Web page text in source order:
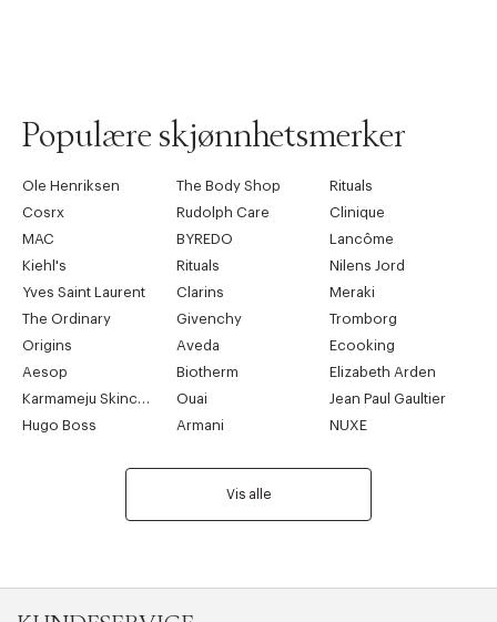
Populære skjønnhetsmerker
Ole Henriksen The Body Shop
Rituals
Cosrx
Rudolph Care
Clinique
MAC
BYREDO
Lancôme
Kiehl's
Rituals
Nilens Jord
Yves Saint Laurent
Clarins
Meraki
The Ordinary
Givenchy
Tromborg
Origins
Aveda
Ecooking
Aesop
Biotherm
Elizabeth Arden
Karmameju Skincare
Ouai
Jean Paul Gaultier
Hugo Boss
Armani NUXE
Vis alle